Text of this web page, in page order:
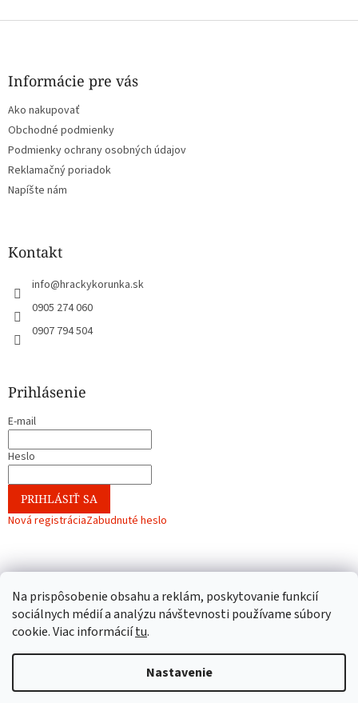
Na prispôsobenie obsahu a reklám, poskytovanie funkcií
sociálnych médií a analýzu návštevnosti používame súbory
cookie. Viac informáciítu.
Nastavenie
Z
Informácie pre vás
Ako nakupovať
Obchodné podmienky
Podmienky ochrany osobných údajov
Reklamačný poriadok
Napíšte nám
Kontakt
info@hrackykorunka.sk
0905 274 060
0907 794 504
Prihlásenie
E-mail
Heslo
PRIHLÁSIŤ SA
Nová registráciaZabudnuté heslo